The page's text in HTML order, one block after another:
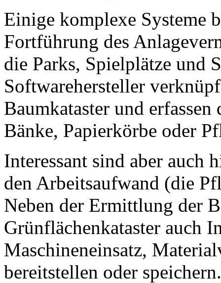
Einige komplexe Systeme
Fortführung des
die Parks, Spielplätze und
Softwarehersteller
Baumkataster und
Bänke, Papierkörbe oder
Interessant sind aber auch
den Arbeitsaufwand (die
Neben der Ermittlung der
Grünflächenkataster auch
Maschineneinsatz,
bereitstellen oder speichern.